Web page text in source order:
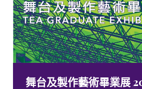
舞台及製作藝術畢業展